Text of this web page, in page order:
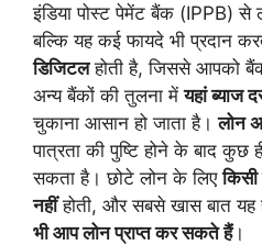
इंडिया पोस्ट पेमेंट बैंक (IPPB)
बल्कि यह कई फायदे भी प्रदान
डिजिटलहोती है, जिससे आपको
अन्य बैंकों की तुलना मेंयहां ब्याज
चुकाना आसान हो जाता है।लोन
पात्रता की पुष्टि होने के बाद कुछ
सकता है। छोटे लोन के लिए
नहींहोती, और सबसे खास बात यह
भी आप लोन प्राप्त कर सकते हैं।